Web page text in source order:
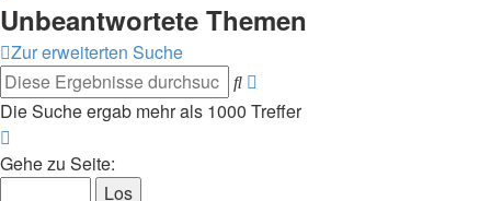
Unbeantwortete Themen
Zur erweiterten Suche
Suche
Suche
Die Suche ergab mehr als 1000 Treffer
1
Gehe zu Seite: